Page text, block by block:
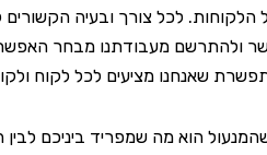
לכל צורך ובעיה הקשורים
מעבודתנו מבחר האפשרויות
שאנחנו מציעים לכל לקוח ולקוח.
הוא מה שמפריד ביניכם לבין